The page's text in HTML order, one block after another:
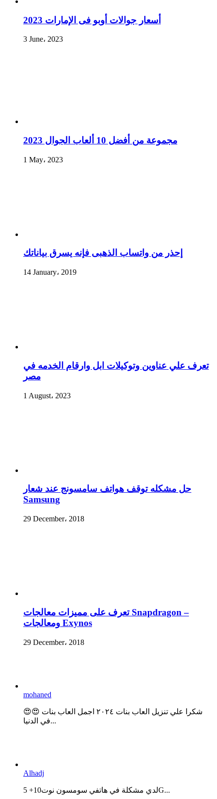
أسعار جوالات أوبو فى الإمارات 2023
3 June، 2023
مجموعة من أفضل 10 ألعاب الجوال 2023
1 May، 2023
إحذر من واتساب الذهبى فإنه يسرق بياناتك
14 January، 2019
تعرف علي عناوين وتوكيلات ابل وارقام الخدمه في
مصر
1 August، 2023
حل مشكله توقف هواتف سامسونج عند شعار
Samsung
29 December، 2018
تعرف على مميزات معالجات Snapdragon –
ومعالجات Exynos
29 December، 2018
mohaned
😍😍 شكرا علي تنزيل العاب بنات ٢٠٢٤ اجمل العاب بنات
في الدنيا...
Alhadj
لدي مشكلة في هاتفي سومسون نوت10+ 5G...